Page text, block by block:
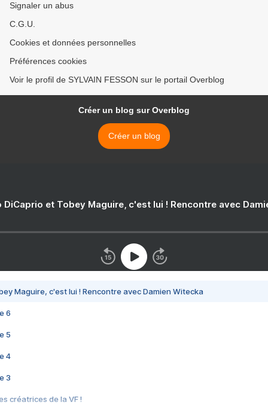
Signaler un abus
C.G.U.
Cookies et données personnelles
Préférences cookies
Voir le profil de SYLVAIN FESSON sur le portail Overblog
Créer un blog sur Overblog
Créer un blog
DiCaprio et Tobey Maguire, c'est lui ! Rencontre avec
Maguire, c'est lui ! Rencontre avec Damien Witecka
6
5
4
3
créatrices de la VF !